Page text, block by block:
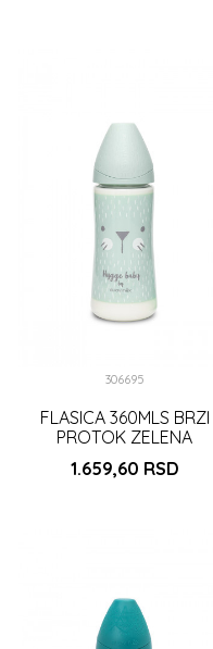
306695
FLASICA 360MLS BRZI
PROTOK ZELENA
)
1.659,60 RSD